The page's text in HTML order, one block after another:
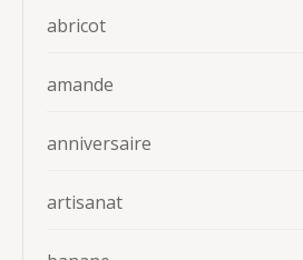
abricot
amande
anniversaire
artisanat